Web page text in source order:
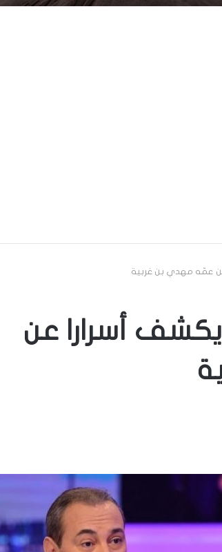
عمّه مهدي بن غربية
يكشف أسرارا عن